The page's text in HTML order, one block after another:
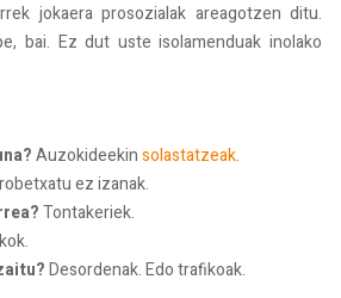
jokaera prosozialak areagotzen ditu.
bai. Ez dut uste isolamenduak inolako
Auzokideekinsolastatzeak.
ez izanak.
Tontakeriek.
Desordenak. Edo trafikoak.